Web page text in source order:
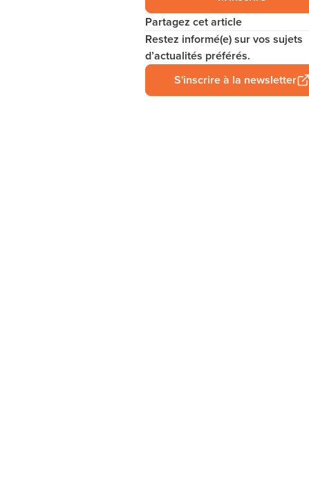
Partagez cet article
Restez informé(e) sur vos sujets
d’actualités préférés.
S'inscrire à la newsletter